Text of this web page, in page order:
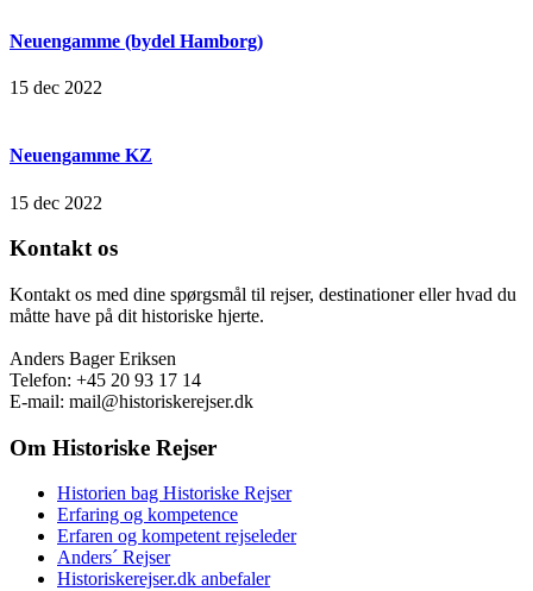
Neuengamme (bydel Hamborg)
15 dec 2022
Neuengamme KZ
15 dec 2022
Kontakt os
Kontakt os med dine spørgsmål til rejser, destinationer eller hvad du
måtte have på dit historiske hjerte.
Anders Bager Eriksen
Telefon: +45 20 93 17 14
E-mail: mail@historiskerejser.dk
Om Historiske Rejser
Historien bag Historiske Rejser
Erfaring og kompetence
Erfaren og kompetent rejseleder
Anders´ Rejser
Historiskerejser.dk anbefaler